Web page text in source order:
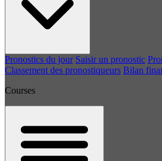
Pronostics du jour Saisir un pronostic
Classement des pronostiqueurs Bilan
Courses